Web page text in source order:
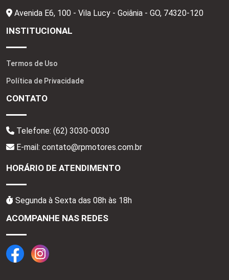
Avenida E6, 100 - Vila Lucy - Goiânia - GO, 74320-120
INSTITUCIONAL
Termos de Uso
Política de Privacidade
CONTATO
Telefone: (62) 3030-0030
E-mail: contato@rpmotores.com.br
HORÁRIO DE ATENDIMENTO
Segunda à Sexta das 08h às 18h
ACOMPANHE NAS REDES